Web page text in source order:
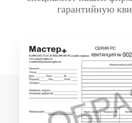
гарантийную